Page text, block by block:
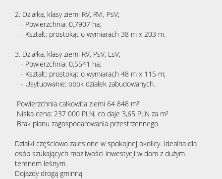
2. Działka, klasy ziemi RV, RVI, PsV;
- Powierzchnia: 0,7907 ha;
- Kształt: prostokąt o wymiarach 38 m x 203 m.
3. Działka, klasy ziemi RV, PsV, LsV;
- Powierzchnia: 0,5541 ha;
- Kształt: prostokąt o wymiarach 48 m x 115 m;
- Usytuowanie: obok działek zabudowanych.
Powierzchnia całkowita ziemi 64 848 m²
Niska cena: 237 000 PLN, co daje 3,65 PLN za m²
Brak planu zagospodarowania przestrzennego.
Działki częściowo zalesione w spokojnej okolicy. Idealna dla
osób szukających możliwości inwestycji w dom z dużym
terenem leśnym.
Dojazdy drogą gminną.